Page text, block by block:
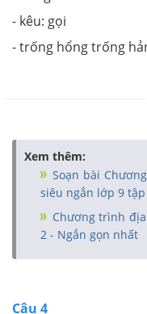
- kêu: gọi
- trống hổng trống
Xem thêm:
Soạn bài
siêu ngắn lớp 9
Chương trình
2 - Ngắn gọn nhất
Câu 4